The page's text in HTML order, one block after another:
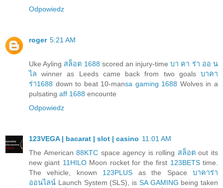
Odpowiedz
roger 5:21 AM
Uke Ayling สล็อต 1688 scored an injury-timeบา คา ร่า ออ น
ไล winner as Leeds came back from two goals บาคา
ร่า1688 down to beat 10-mansa gaming 1688 Wolves in a
pulsating aff 1688 encounte
Odpowiedz
123VEGA | bacarat | slot | casino 11:01 AM
The American88KTC space agency is rolling สล็อตout its
new giant 11HILOMoon rocket for the first 123BETStime.
The vehicle, known 123PLUS as the Spaceบาคาร่า
ออนไลน์ Launch System (SLS), is SA GAMING being taken